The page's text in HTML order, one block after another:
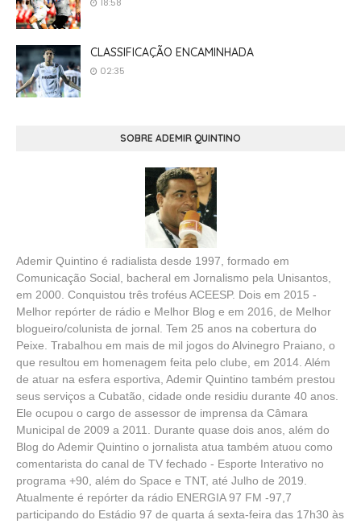
CLASSIFICAÇÃO ENCAMINHADA
02:35
SOBRE ADEMIR QUINTINO
Ademir Quintino é radialista desde 1997, formado em
Comunicação Social, bacheral em Jornalismo pela Unisantos,
em 2000. Conquistou três troféus ACEESP. Dois em 2015 -
Melhor repórter de rádio e Melhor Blog e em 2016, de Melhor
blogueiro/colunista de jornal. Tem 25 anos na cobertura do
Peixe. Trabalhou em mais de mil jogos do Alvinegro Praiano, o
que resultou em homenagem feita pelo clube, em 2014. Além
de atuar na esfera esportiva, Ademir Quintino também prestou
seus serviços a Cubatão, cidade onde residiu durante 40 anos.
Ele ocupou o cargo de assessor de imprensa da Câmara
Municipal de 2009 a 2011. Durante quase dois anos, além do
Blog do Ademir Quintino o jornalista atua também atuou como
comentarista do canal de TV fechado - Esporte Interativo no
programa +90, além do Space e TNT, até Julho de 2019.
Atualmente é repórter da rádio ENERGIA 97 FM -97,7
participando do Estádio 97 de quarta á sexta-feira das 17h30 às